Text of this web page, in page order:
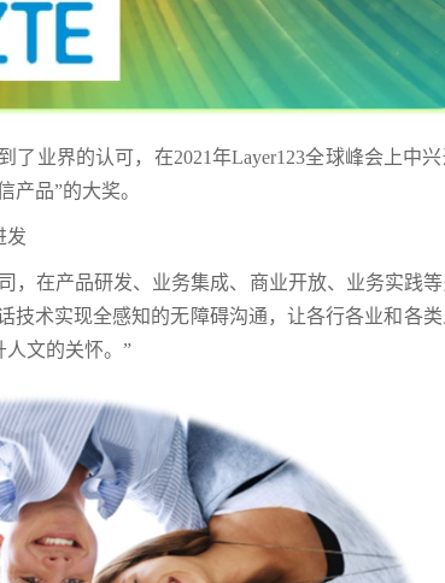
业界的认可，在2021年Layer123全球峰会上中
产品”的大奖。
发
，在产品研发、业务集成、商业开放、业务实践
技术实现全感知的无障碍沟通，让各行各业和各
文的关怀。”